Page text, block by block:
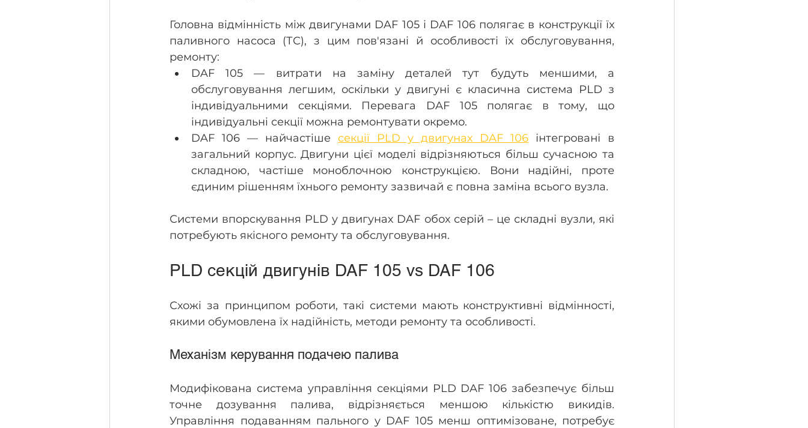
Головна відмінність між двигунами DAF 105 і DAF 106 полягає в конструкції їх
паливного насоса (ТС), з цим пов'язані й особливості їх обслуговування,
ремонту:
DAF 105 — витрати на заміну деталей тут будуть меншими, а
обслуговування легшим, оскільки у двигуні є класична система PLD з
індивідуальними секціями. Перевага DAF 105 полягає в тому, що
індивідуальні секції можна ремонтувати окремо.
DAF 106 — найчастіше секції PLD у двигунах DAF 106 інтегровані в
загальний корпус. Двигуни цієї моделі відрізняються більш сучасною та
складною, частіше моноблочною конструкцією. Вони надійні, проте
єдиним рішенням їхнього ремонту зазвичай є повна заміна всього вузла.
Системи впорскування PLD у двигунах DAF обох серій – це складні вузли, які
потребують якісного ремонту та обслуговування.
PLD секцій двигунів DAF 105 vs DAF 106
Схожі за принципом роботи, такі системи мають конструктивні відмінності,
якими обумовлена їх надійність, методи ремонту та особливості.
Механізм керування подачею палива
Модифікована система управління секціями PLD DAF 106 забезпечує більш
точне дозування палива, відрізняється меншою кількістю викидів.
Управління подаванням пального у DAF 105 менш оптимізоване, потребує